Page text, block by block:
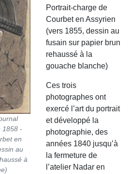
1858 -
en
au
à
Portrait-charge de
Courbet en Assyrien
(vers 1855, dessin au
fusain sur papier brun
rehaussé à la
gouache blanche)
Ces trois
photographes ont
exercé l’art du portrait
et développé la
photographie, des
années 1840 jusqu’à
la fermeture de
l’atelier Nadar en